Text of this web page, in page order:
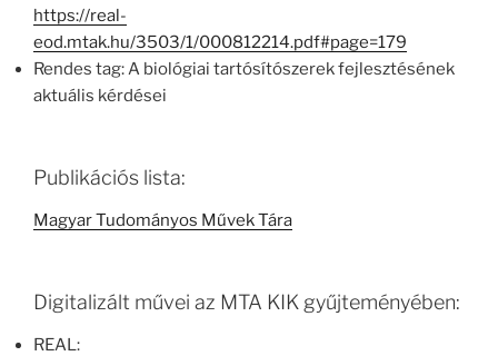
https://real-
eod.mtak.hu/3503/1/000812214.pdf#page=179
Rendes tag: A biológiai tartósítószerek fejlesztésének
aktuális kérdései
Publikációs lista:
Magyar Tudományos Művek Tára
Digitalizált művei az MTA KIK gyűjteményében:
REAL: